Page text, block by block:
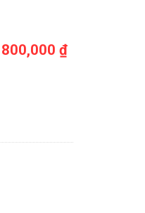
800,000 ₫